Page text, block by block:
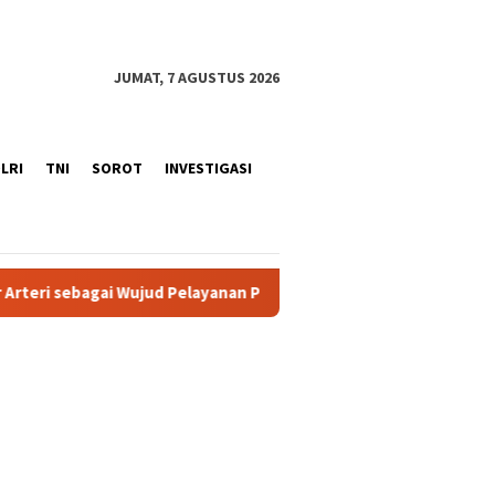
JUMAT, 7 AGUSTUS 2026
TNI SOROT INVESTIGASI
Prima Modus Titip Limit Paylater, OJK dan